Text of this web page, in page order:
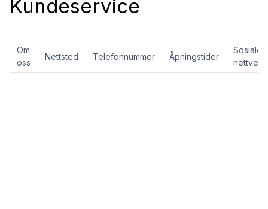
Kundeservice
Om
oss
Nettsted Telefonnummer Åpningstider
Sosiale
nettverk